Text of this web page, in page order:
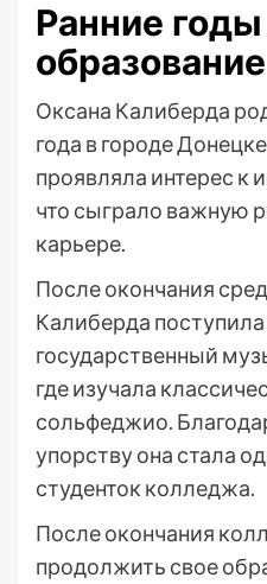
Ранние
образование
Оксана Калиберда
года в городе
проявляла интерес к
что сыграло важную
карьере.
После окончания
Калиберда
государственный
где изучала
сольфеджио.
упорству она стала
студенток колледжа.
После окончания
продолжить свое